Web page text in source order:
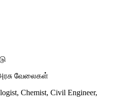
வேலைகள்
Chemist, Civil Engineer,